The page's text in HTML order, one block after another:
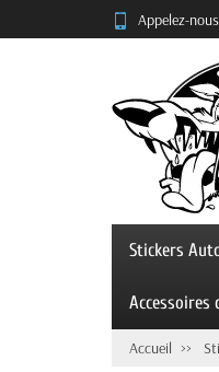
Appelez-
Stickers
Accessoires
Accueil
Panneau de gestion des cookies